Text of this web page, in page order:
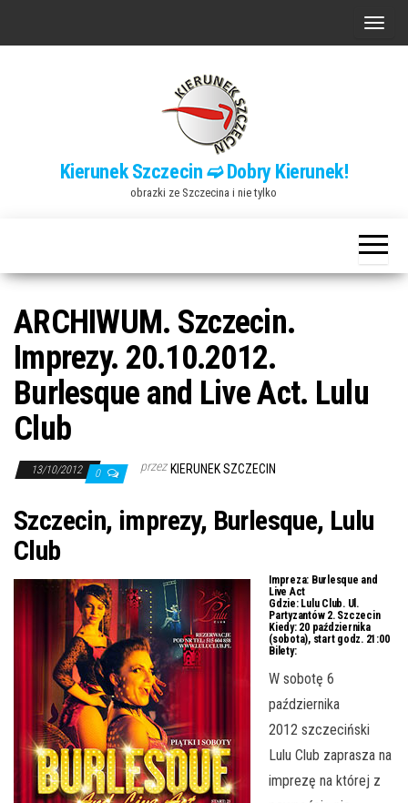
P
n
a
w
Kierunek Szczecin ➫ Dobry Kierunek!
obrazki ze Szczecina i nie tylko
ARCHIWUM. Szczecin.
Imprezy. 20.10.2012.
Burlesque and Live Act. Lulu
Club
13/10/2012 0 przez KIERUNEK SZCZECIN
Szczecin, imprezy, Burlesque, Lulu
Club
Impreza: Burlesque and
Live Act
Gdzie:Lulu Club. Ul.
Partyzantów 2. Szczecin
Kiedy:20 października
(sobota), start godz. 21:00
Bilety:
W sobotę 6
października
2012 szczeciński
Lulu Club zaprasza na
imprezę na której z